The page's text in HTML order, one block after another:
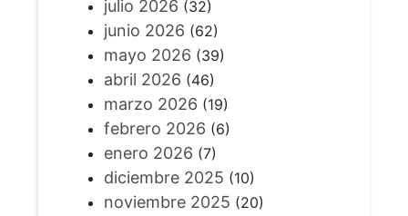
julio 2026 (32)
junio 2026 (62)
mayo 2026 (39)
abril 2026 (46)
marzo 2026 (19)
febrero 2026 (6)
enero 2026 (7)
diciembre 2025 (10)
noviembre 2025 (20)